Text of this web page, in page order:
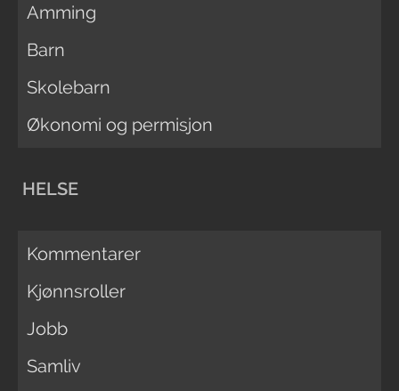
Amming
Barn
Skolebarn
Økonomi og permisjon
HELSE
Kommentarer
Kjønnsroller
Jobb
Samliv